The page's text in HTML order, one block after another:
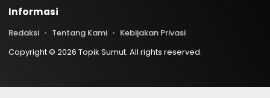
Informasi
Redaksi Tentang Kami
Kebijakan Privasi
Copyright © 2026 Topik Sumut. All rights reserved.